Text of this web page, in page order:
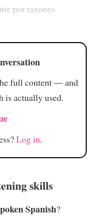
por razones
full content — and
is actually used.
Log in.
skills
Spanish?